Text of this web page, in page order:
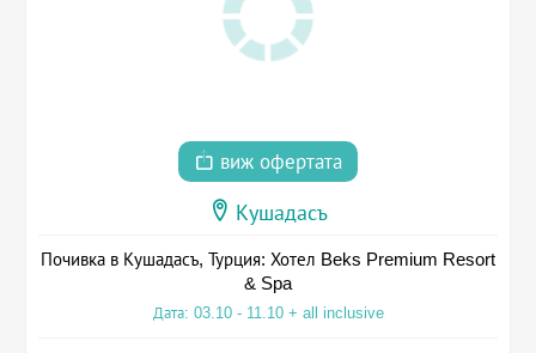
виж офертата
Кушадасъ
Почивка в Кушадасъ, Турция: Хотел Beks Premium Resort
& Spa
Дата: 03.10 - 11.10 + all inclusive